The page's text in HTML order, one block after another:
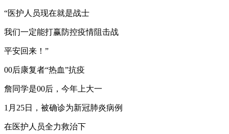
“医护人员现在就是战士
我们一定能打赢防控疫情阻击战
平安回来！”
00后康复者“热血”抗疫
詹同学是00后，今年上大一
1月25日，被确诊为新冠肺炎病例
在医护人员全力救治下